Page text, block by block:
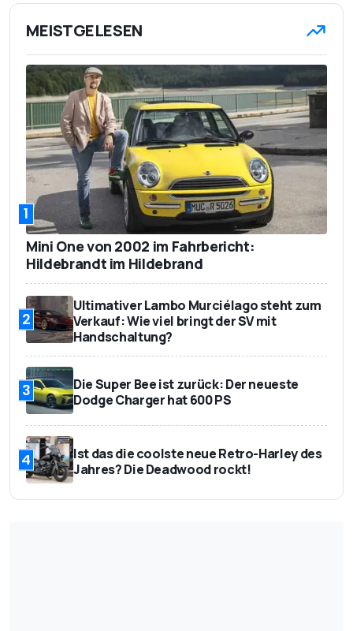
MEISTGELESEN
1
Mini One von 2002 im Fahrbericht:
Hildebrandt im Hildebrand
2
Ultimativer Lambo Murciélago steht zum
Verkauf: Wie viel bringt der SV mit
Handschaltung?
3
Die Super Bee ist zurück: Der neueste
Dodge Charger hat 600 PS
4
Ist das die coolste neue Retro-Harley des
Jahres? Die Deadwood rockt!